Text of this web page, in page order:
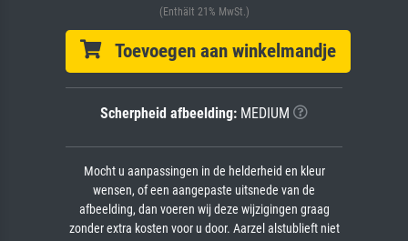
(Enthält 21% MwSt.)
Toevoegen aan winkelmandje
Scherpheid afbeelding: MEDIUM
Mocht u aanpassingen in de helderheid en kleur
wensen, of een aangepaste uitsnede van de
afbeelding, dan voeren wij deze wijzigingen graag
zonder extra kosten voor u door. Aarzel alstublieft niet